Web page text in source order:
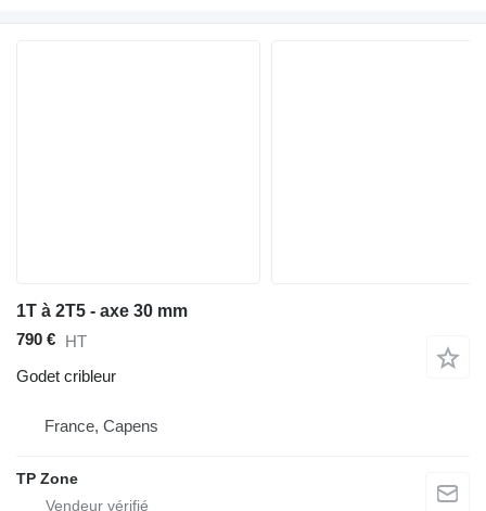
1T à 2T5 - axe 30 mm
790 € HT
Godet cribleur
France, Capens
TP Zone